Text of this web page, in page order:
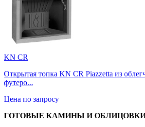
KN CR
Открытая топка KN CR Piazzetta из
футеро...
Цена по запросу
ГОТОВЫЕ КАМИНЫ И